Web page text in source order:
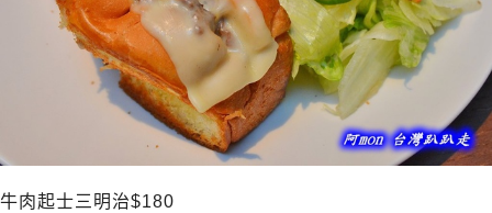
牛肉起士三明治$180